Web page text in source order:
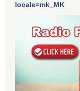
locale=mk_MK